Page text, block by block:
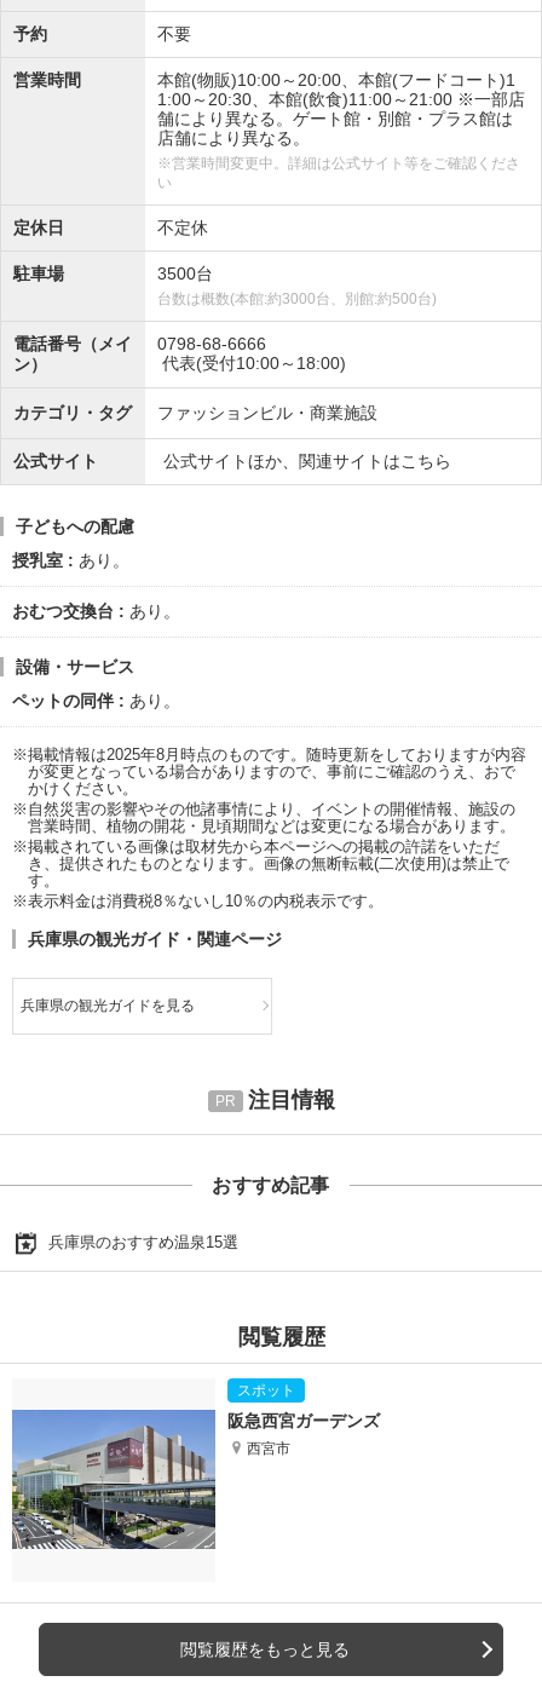
予約 不要
営業時間
本館(物販)10:00～20:00、本館(フードコート)1
1:00～20:30、本館(飲食)11:00～21:00 ※一部店
舗により異なる。ゲート館・別館・プラス館は
店舗により異なる。
※営業時間変更中。詳細は公式サイト等をご確認くださ
い
定休日 不定休
駐車場 3500台
台数は概数(本館:約3000台、別館:約500台)
電話番号（メイ
ン）
0798-68-6666
代表(受付10:00～18:00)
カテゴリ・タグ ファッションビル・商業施設
公式サイト 公式サイトほか、関連サイトはこちら
子どもへの配慮
授乳室
あり。
おむつ交換台 あり。
設備・サービス
ペットの同伴
あり。
※掲載情報は2025年8月時点のものです。随時更新をしておりますが内容
が変更となっている場合がありますので、事前にご確認のうえ、おで
かけください。
※自然災害の影響やその他諸事情により、イベントの開催情報、施設の
営業時間、植物の開花・見頃期間などは変更になる場合があります。
※掲載されている画像は取材先から本ページへの掲載の許諾をいただ
き、提供されたものとなります。画像の無断転載(二次使用)は禁止で
す。
※表示料金は消費税8％ないし10％の内税表示です。
兵庫県の観光ガイド・関連ページ
兵庫県の観光ガイドを見る
注目情報
おすすめ記事
兵庫県のおすすめ温泉15選
閲覧履歴
阪急西宮ガーデンズ
西宮市
閲覧履歴をもっと見る